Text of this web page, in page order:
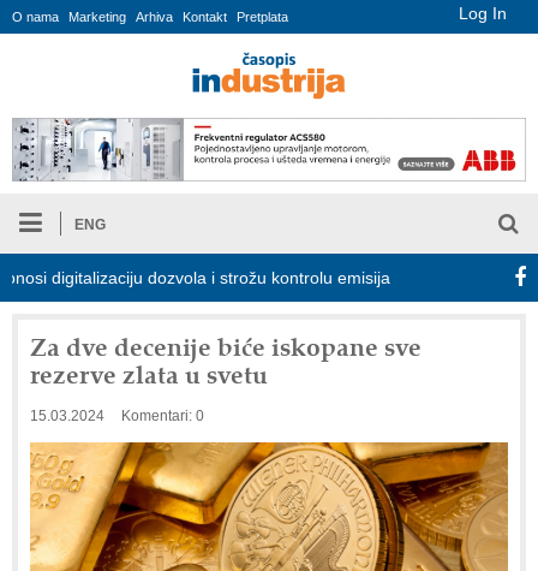
Log In
O nama Marketing Arhiva Kontakt Pretplata
ENG
dozvola i strožu kontrolu emisija Proizvodnja iC7
Za dve decenije biće iskopane sve
rezerve zlata u svetu
15.03.2024 Komentari: 0